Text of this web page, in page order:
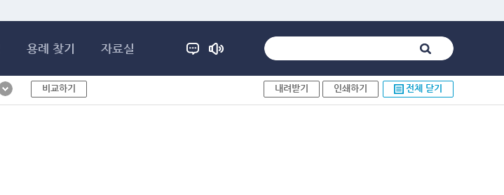
용례 찾기 자료실
비교하기 내려받기 인쇄하기 전체 닫기